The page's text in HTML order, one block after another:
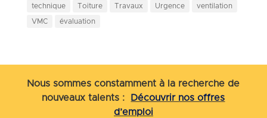
technique Toiture Travaux Urgence ventilation
VMC évaluation
Nous sommes constamment à la recherche de
nouveaux talents : Découvrir nos offres
d’emploi